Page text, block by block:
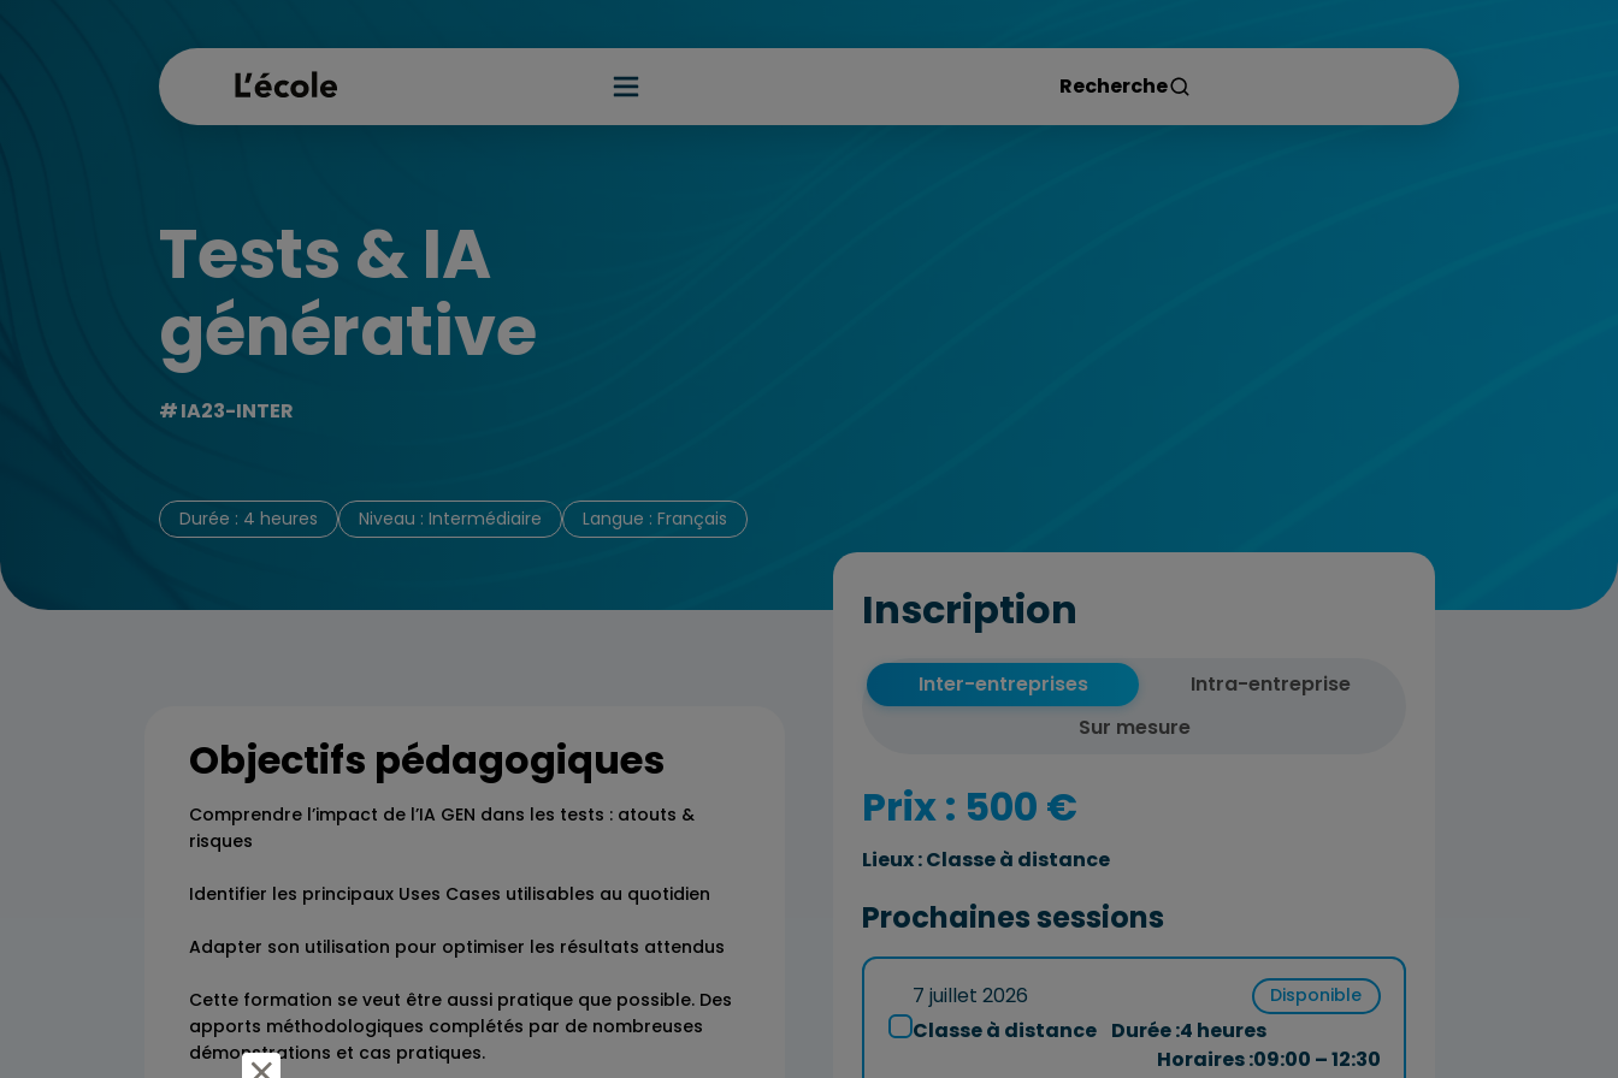
Tests & IA
générative
IA23-INTER
Durée : 4 heures Niveau : Intermédiaire Langue : Français
Objectifs pédagogiques
Comprendre l’impact de l’IA GEN dans les tests : atouts &
risques
Identifier les principaux Uses Cases utilisables au quotidien
Adapter son utilisation pour optimiser les résultats attendus
Cette formation se veut être aussi pratique que possible. Des
apports méthodologiques complétés par de nombreuses
démonstrations et cas pratiques.
Inscription
Inter-entreprises
Intra-entreprise
Sur mesure
Prix : 500 €
Lieux :Classe à distance
Prochaines sessions
7 juillet 2026 Disponible
Classe à distance Durée :4 heures
Horaires :09:00 – 12:30